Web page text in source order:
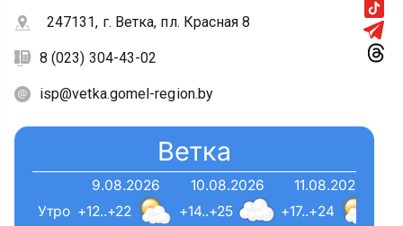
247131, г. Ветка, пл. Красная 8
8 (023) 304-43-02
isp@vetka.gomel-region.by
Ветка
9.08.2026
+12..+22
10.08.2026
+14..+25
11.08.2026
+17..+24
Утро